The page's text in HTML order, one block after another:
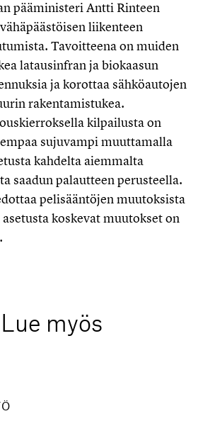
pääministeri Antti Rinteen
liikenteen
Tavoitteena on muiden
latausinfran ja biokaasun
ja korottaa sähköautojen
rakentamistukea.
kilpailusta on
sujuvampi muuttamalla
kahdelta aiemmalta
saadun palautteen perusteella.
pelisääntöjen muutoksista
koskevat muutokset on
Lue myös